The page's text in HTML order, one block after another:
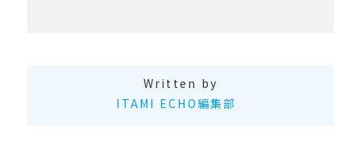
Written by
ITAMI ECHO編集部